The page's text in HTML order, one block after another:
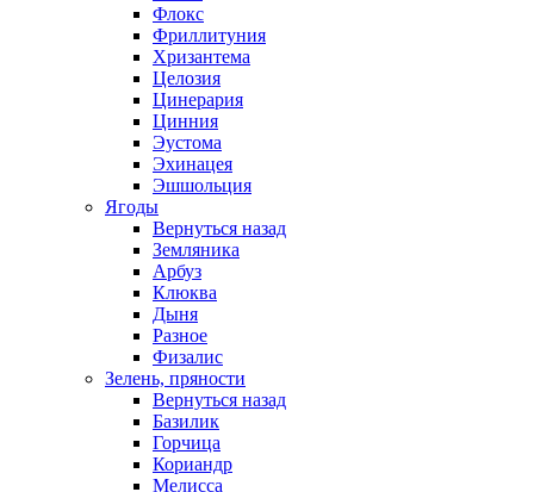
Флокс
Фриллитуния
Хризантема
Целозия
Цинерария
Цинния
Эустома
Эхинацея
Эшшольция
Ягоды
Вернуться назад
Земляника
Арбуз
Клюква
Дыня
Разное
Физалис
Зелень, пряности
Вернуться назад
Базилик
Горчица
Кориандр
Мелисса